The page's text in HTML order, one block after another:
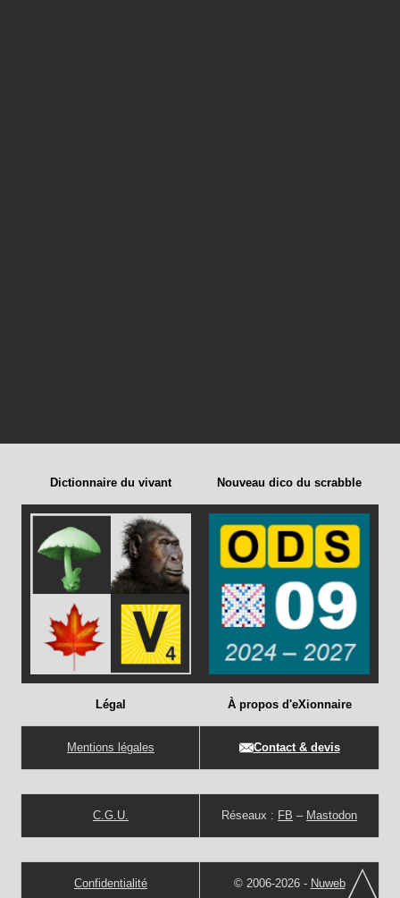
Dictionnaire du vivant Nouveau dico du scrabble
Légal
Mentions légales
C.G.U.
Confidentialité
À propos d'eXionnaire
Contact & devis
Réseaux : FB – Mastodon
© 2006-2026 - Nuweb